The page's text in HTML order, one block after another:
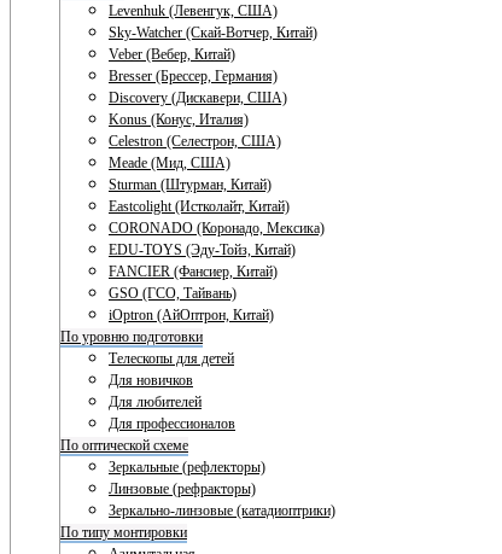
Levenhuk (Левенгук, США)
Sky-Watcher (Скай-Вотчер, Китай)
Veber (Вебер, Китай)
Bresser (Брессер, Германия)
Discovery (Дискавери, США)
Konus (Конус, Италия)
Celestron (Селестрон, США)
Meade (Мид, США)
Sturman (Штурман, Китай)
Eastcolight (Истколайт, Китай)
CORONADO (Коронадо, Мексика)
EDU-TOYS (Эду-Тойз, Китай)
FANCIER (Фансиер, Китай)
GSO (ГСО, Тайвань)
iOptron (АйОптрон, Китай)
По уровню подготовки
Телескопы для детей
Для новичков
Для любителей
Для профессионалов
По оптической схеме
Зеркальные (рефлекторы)
Линзовые (рефракторы)
Зеркально-линзовые (катадиоптрики)
По типу монтировки